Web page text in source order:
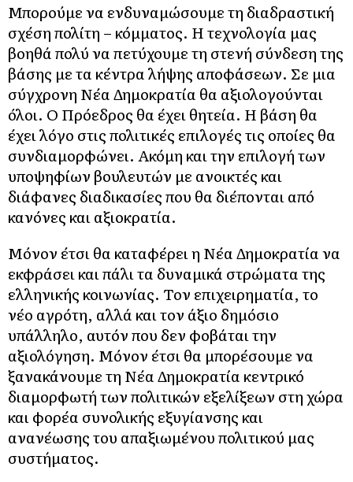
Μπορούμε να ενδυναμώσουμε τη διαδραστική
σχέση πολίτη – κόμματος. Η τεχνολογία μας
βοηθά πολύ να πετύχουμε τη στενή σύνδεση της
βάσης με τα κέντρα λήψης αποφάσεων. Σε μια
σύγχρονη Νέα Δημοκρατία θα αξιολογούνται
όλοι. Ο Πρόεδρος θα έχει θητεία. Η βάση θα
έχει λόγο στις πολιτικές επιλογές τις οποίες θα
συνδιαμορφώνει. Ακόμη και την επιλογή των
υποψηφίων βουλευτών με ανοικτές και
διάφανες διαδικασίες που θα διέπονται από
κανόνες και αξιοκρατία.
Μόνον έτσι θα καταφέρει η Νέα Δημοκρατία να
εκφράσει και πάλι τα δυναμικά στρώματα της
ελληνικής κοινωνίας. Τον επιχειρηματία, το
νέο αγρότη, αλλά και τον άξιο δημόσιο
υπάλληλο, αυτόν που δεν φοβάται την
αξιολόγηση. Μόνον έτσι θα μπορέσουμε να
ξανακάνουμε τη Νέα Δημοκρατία κεντρικό
διαμορφωτή των πολιτικών εξελίξεων στη χώρα
και φορέα συνολικής εξυγίανσης και
ανανέωσης του απαξιωμένου πολιτικού μας
συστήματος.